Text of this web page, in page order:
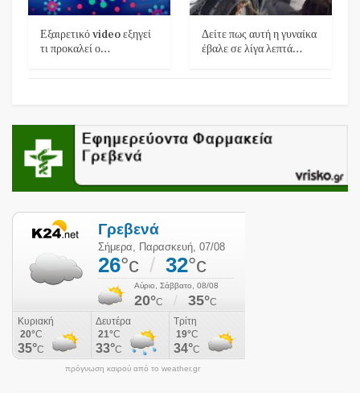
Εξαιρετικό video εξηγεί
τι προκαλεί ο…
Δείτε πως αυτή η γυναίκα
έβαλε σε λίγα λεπτά…
πρόγνωση καιρού από το weather.gr